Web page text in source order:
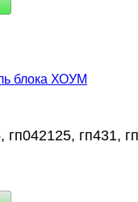
блока ХОУМ
гп042125, гп431,